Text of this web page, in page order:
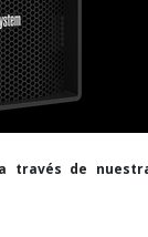
través de